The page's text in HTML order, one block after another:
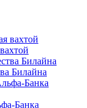
Билайна
Банка